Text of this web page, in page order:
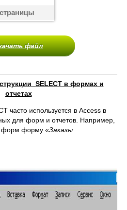
файл
SELECT в формах и
отчетах
часто используется в Access в
для форм и отчетов. Например,
форм форму «Заказы